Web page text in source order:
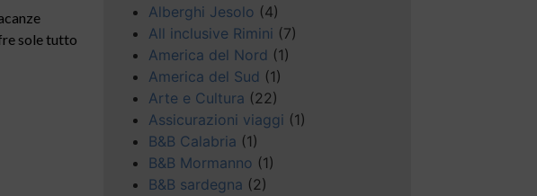
sole tutto
Alberghi Jesolo (4)
All inclusive Rimini (7)
America del Nord (1)
America del Sud (1)
Arte e Cultura (22)
Assicurazioni viaggi (1)
B&B Calabria (1)
B&B Mormanno (1)
B&B sardegna (2)